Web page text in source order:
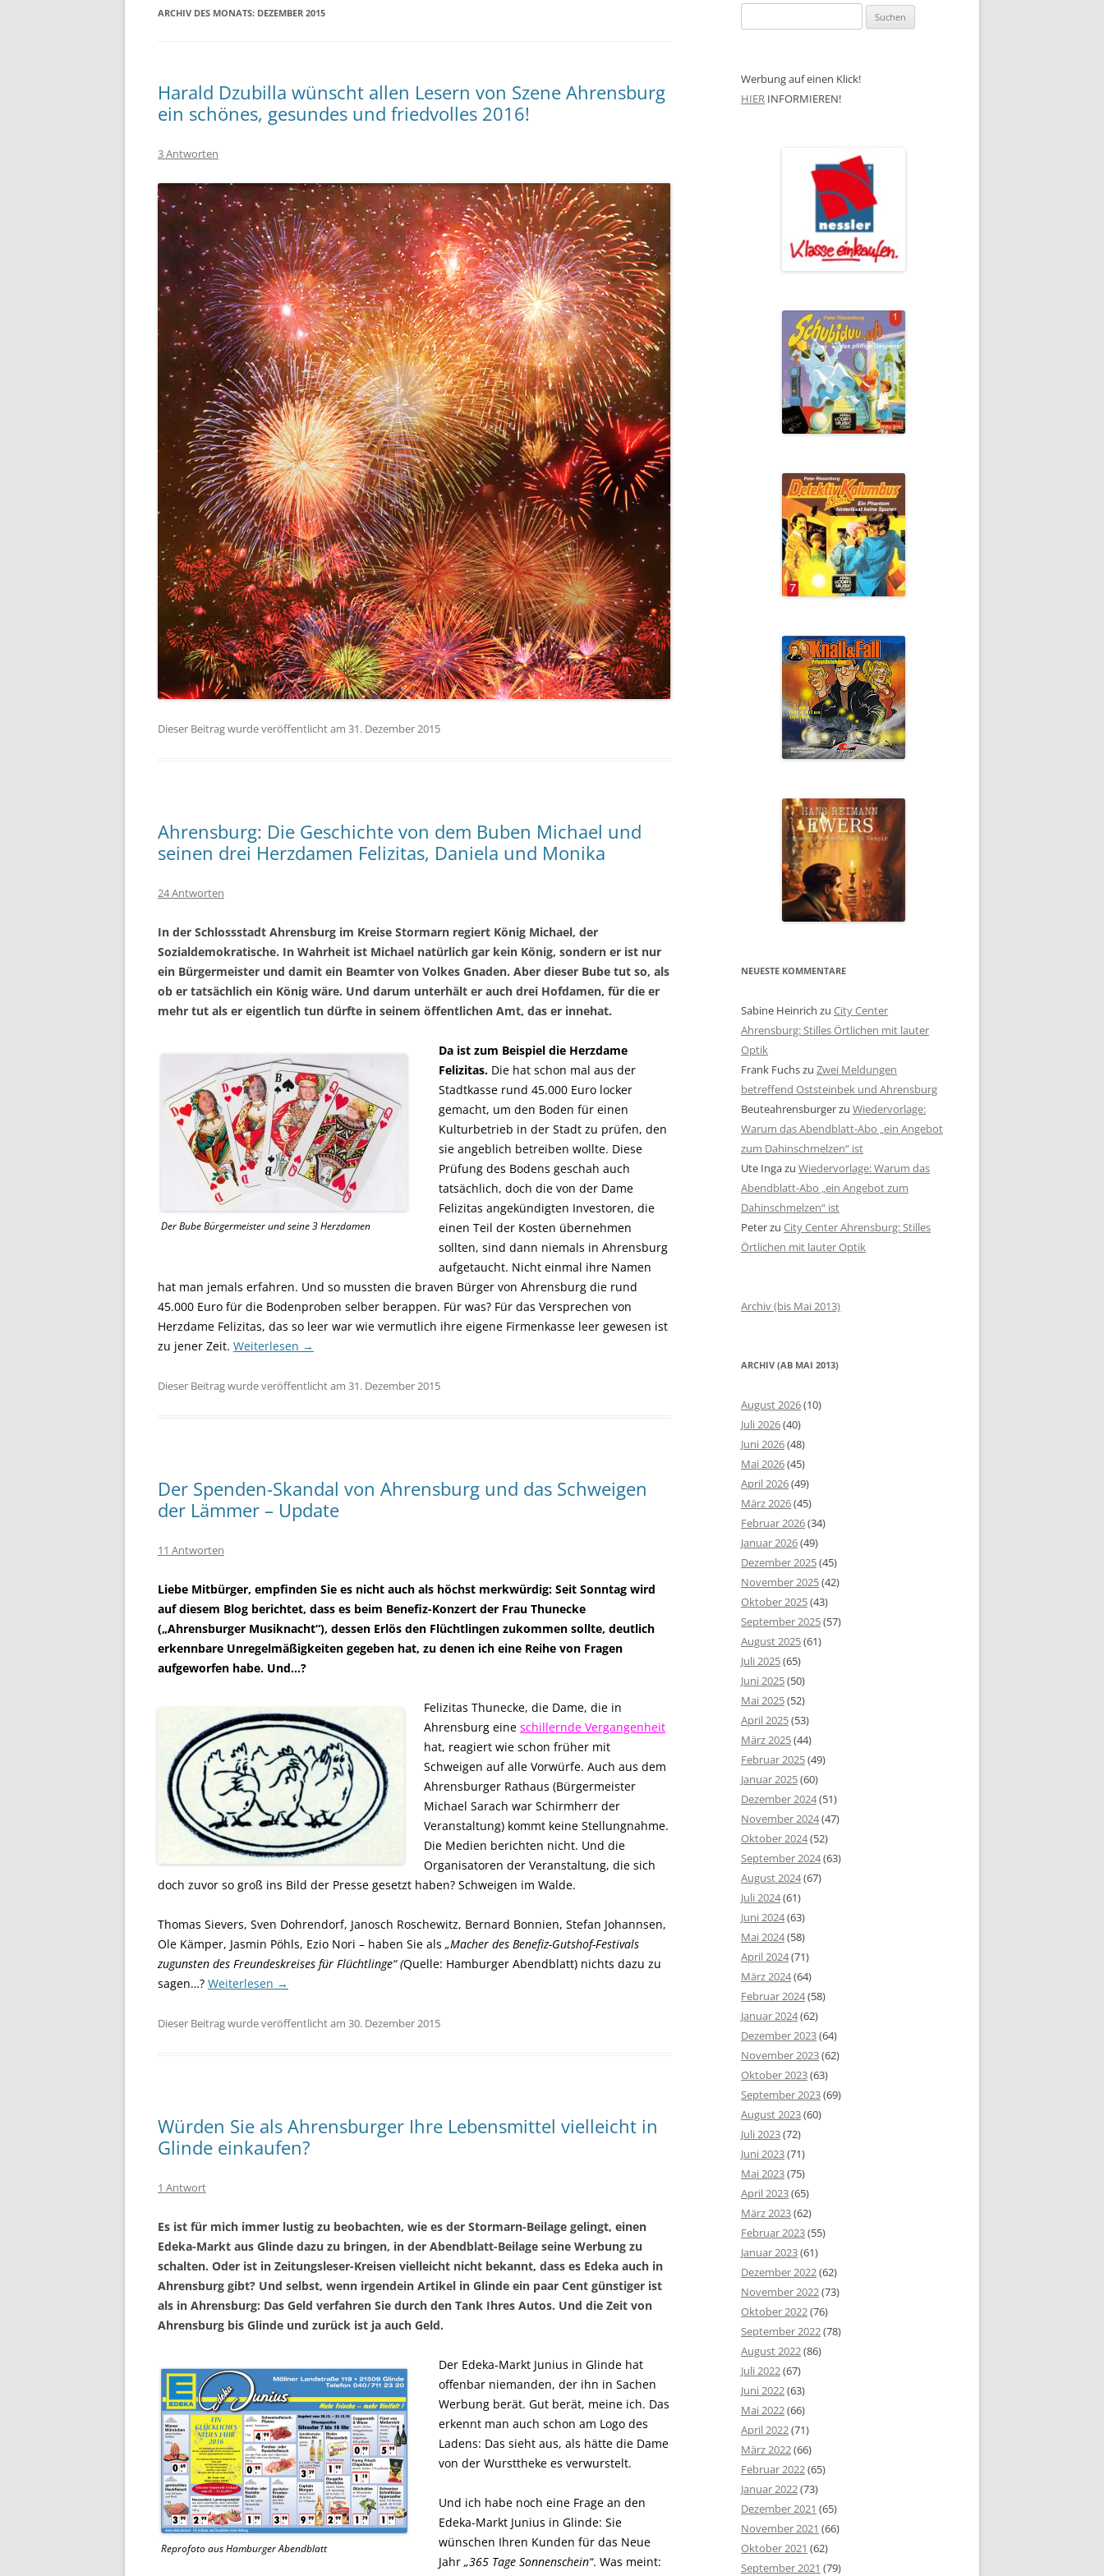
ARCHIV DES MONATS: DEZEMBER 2015
Harald Dzubilla wünscht allen Lesern von Szene Ahrensburg
ein schönes, gesundes und friedvolles 2016!
3 Antworten
Dieser Beitrag wurde veröffentlicht am 31. Dezember 2015
Ahrensburg: Die Geschichte von dem Buben Michael und
seinen drei Herzdamen Felizitas, Daniela und Monika
24 Antworten
In der Schlossstadt Ahrensburg im Kreise Stormarn regiert König Michael, der
Sozialdemokratische. In Wahrheit ist Michael natürlich gar kein König, sondern er ist nur
ein Bürgermeister und damit ein Beamter von Volkes Gnaden. Aber dieser Bube tut so, als
ob er tatsächlich ein König wäre. Und darum unterhält er auch drei Hofdamen, für die er
mehr tut als er eigentlich tun dürfte in seinem öffentlichen Amt, das er innehat.
Der Bube Bürgermeister und seine 3 Herzdamen
Da ist zum Beispiel die Herzdame
Felizitas. Die hat schon mal aus der
Stadtkasse rund 45.000 Euro locker
gemacht, um den Boden für einen
Kulturbetrieb in der Stadt zu prüfen, den
sie angeblich betreiben wollte. Diese
Prüfung des Bodens geschah auch
tatsächlich, doch die von der Dame
Felizitas angekündigten Investoren, die
einen Teil der Kosten übernehmen
sollten, sind dann niemals in Ahrensburg
aufgetaucht. Nicht einmal ihre Namen
hat man jemals erfahren. Und so mussten die braven Bürger von Ahrensburg die rund
45.000 Euro für die Bodenproben selber berappen. Für was? Für das Versprechen von
Herzdame Felizitas, das so leer war wie vermutlich ihre eigene Firmenkasse leer gewesen ist
zu jener Zeit. Weiterlesen →
Dieser Beitrag wurde veröffentlicht am 31. Dezember 2015
Der Spenden-Skandal von Ahrensburg und das Schweigen
der Lämmer – Update
11 Antworten
Liebe Mitbürger, empfinden Sie es nicht auch als höchst merkwürdig: Seit Sonntag wird
auf diesem Blog berichtet, dass es beim Benefiz-Konzert der Frau Thunecke
(„Ahrensburger Musiknacht“), dessen Erlös den Flüchtlingen zukommen sollte, deutlich
erkennbare Unregelmäßigkeiten gegeben hat, zu denen ich eine Reihe von Fragen
aufgeworfen habe. Und…?
Felizitas Thunecke, die Dame, die in
Ahrensburg eine schillernde Vergangenheit
hat, reagiert wie schon früher mit
Schweigen auf alle Vorwürfe. Auch aus dem
Ahrensburger Rathaus (Bürgermeister
Michael Sarach war Schirmherr der
Veranstaltung) kommt keine Stellungnahme.
Die Medien berichten nicht. Und die
Organisatoren der Veranstaltung, die sich
doch zuvor so groß ins Bild der Presse gesetzt haben? Schweigen im Walde.
Thomas Sievers, Sven Dohrendorf, Janosch Roschewitz, Bernard Bonnien, Stefan Johannsen,
Ole Kämper, Jasmin Pöhls, Ezio Nori – haben Sie als „Macher des Benefiz-Gutshof-Festivals
zugunsten des Freundeskreises für Flüchtlinge“ (Quelle: Hamburger Abendblatt) nichts dazu zu
sagen…? Weiterlesen →
Dieser Beitrag wurde veröffentlicht am 30. Dezember 2015
Würden Sie als Ahrensburger Ihre Lebensmittel vielleicht in
Glinde einkaufen?
1 Antwort
Es ist für mich immer lustig zu beobachten, wie es der Stormarn-Beilage gelingt, einen
Edeka-Markt aus Glinde dazu zu bringen, in der Abendblatt-Beilage seine Werbung zu
schalten. Oder ist in Zeitungsleser-Kreisen vielleicht nicht bekannt, dass es Edeka auch in
Ahrensburg gibt? Und selbst, wenn irgendein Artikel in Glinde ein paar Cent günstiger ist
als in Ahrensburg: Das Geld verfahren Sie durch den Tank Ihres Autos. Und die Zeit von
Ahrensburg bis Glinde und zurück ist ja auch Geld.
Reprofoto aus Hamburger Abendblatt
Der Edeka-Markt Junius in Glinde hat
offenbar niemanden, der ihn in Sachen
Werbung berät. Gut berät, meine ich. Das
erkennt man auch schon am Logo des
Ladens: Das sieht aus, als hätte die Dame
von der Wursttheke es verwurstelt.
Und ich habe noch eine Frage an den
Edeka-Markt Junius in Glinde: Sie
wünschen Ihren Kunden für das Neue
Jahr „365 Tage Sonnenschein“. Was meint:
nach:
Werbung auf einen Klick!
HIER INFORMIEREN!
NEUESTE KOMMENTARE
Sabine Heinrich zu City Center
Ahrensburg: Stilles Örtlichen mit lauter
Optik
Frank Fuchszu Zwei Meldungen
betreffend Oststeinbek und Ahrensburg
Beuteahrensburgerzu Wiedervorlage:
Warum das Abendblatt-Abo „ein Angebot
zum Dahinschmelzen“ ist
Ute Ingazu Wiedervorlage: Warum das
Abendblatt-Abo „ein Angebot zum
Dahinschmelzen“ ist
Peterzu City Center Ahrensburg: Stilles
Örtlichen mit lauter Optik
Archiv (bis Mai 2013)
ARCHIV (AB MAI 2013)
August 2026(10)
Juli 2026(40)
Juni 2026(48)
Mai 2026(45)
April 2026(49)
März 2026(45)
Februar 2026(34)
Januar 2026(49)
Dezember 2025(45)
November 2025(42)
Oktober 2025(43)
September 2025(57)
August 2025(61)
Juli 2025(65)
Juni 2025(50)
Mai 2025(52)
April 2025(53)
März 2025(44)
Februar 2025(49)
Januar 2025(60)
Dezember 2024(51)
November 2024(47)
Oktober 2024(52)
September 2024(63)
August 2024(67)
Juli 2024(61)
Juni 2024(63)
Mai 2024(58)
April 2024(71)
März 2024(64)
Februar 2024(58)
Januar 2024(62)
Dezember 2023(64)
November 2023(62)
Oktober 2023(63)
September 2023(69)
August 2023(60)
Juli 2023(72)
Juni 2023(71)
Mai 2023(75)
April 2023(65)
März 2023(62)
Februar 2023(55)
Januar 2023(61)
Dezember 2022(62)
November 2022(73)
Oktober 2022(76)
September 2022(78)
August 2022(86)
Juli 2022(67)
Juni 2022(63)
Mai 2022(66)
April 2022(71)
März 2022(66)
Februar 2022(65)
Januar 2022(73)
Dezember 2021 (65)
November 2021 (66)
Oktober 2021 (62)
September 2021 (79)